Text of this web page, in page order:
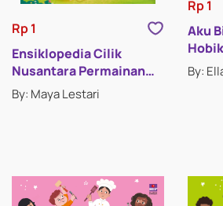
Rp 1
Ensiklopedia Cilik
Nusantara Permainan
Tradisional
By: Maya Lestari
Rp 1
Aku
By: